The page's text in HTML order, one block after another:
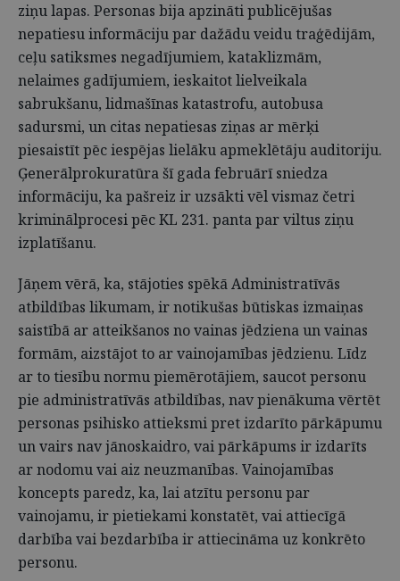
ziņu lapas. Personas bija apzināti publicējušas
nepatiesu informāciju par dažādu veidu traģēdijām,
ceļu satiksmes negadījumiem, kataklizmām,
nelaimes gadījumiem, ieskaitot lielveikala
sabrukšanu, lidmašīnas katastrofu, autobusa
sadursmi, un citas nepatiesas ziņas ar mērķi
piesaistīt pēc iespējas lielāku apmeklētāju auditoriju.
Ģenerālprokuratūra šī gada februārī sniedza
informāciju, ka pašreiz ir uzsākti vēl vismaz četri
kriminālprocesi pēc KL 231. panta par viltus ziņu
izplatīšanu.
Jāņem vērā, ka, stājoties spēkā Administratīvās
atbildības likumam, ir notikušas būtiskas izmaiņas
saistībā ar atteikšanos no vainas jēdziena un vainas
formām, aizstājot to ar vainojamības jēdzienu. Līdz
ar to tiesību normu piemērotājiem, saucot personu
pie administratīvās atbildības, nav pienākuma vērtēt
personas psihisko attieksmi pret izdarīto pārkāpumu
un vairs nav jānoskaidro, vai pārkāpums ir izdarīts
ar nodomu vai aiz neuzmanības. Vainojamības
koncepts paredz, ka, lai atzītu personu par
vainojamu, ir pietiekami konstatēt, vai attiecīgā
darbība vai bezdarbība ir attiecināma uz konkrēto
personu.